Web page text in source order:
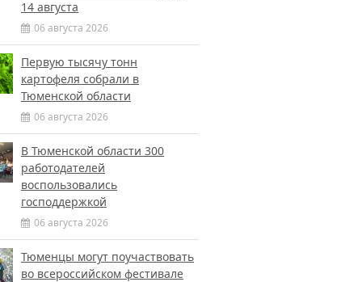
14 августа
06 августа 2026
Первую тысячу тонн
картофеля собрали в
Тюменской области
06 августа 2026
В Тюменской области 300
работодателей
воспользовались
господдержкой
06 августа 2026
Тюменцы могут поучаствовать
во всероссийском фестивале